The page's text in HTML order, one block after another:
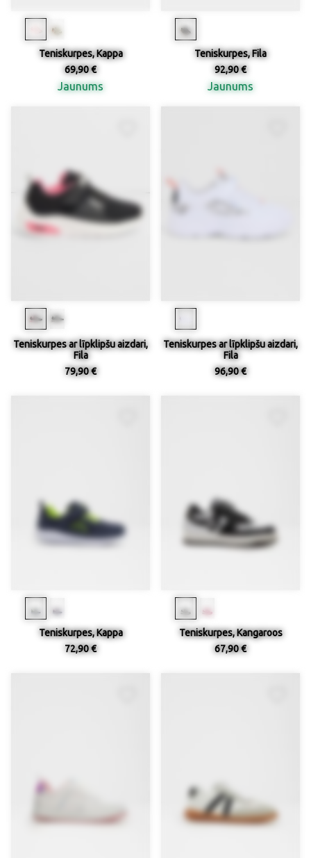
Teniskurpes, Kappa
69,90 €
Jaunums
Teniskurpes, Fila
92,90 €
Jaunums
Teniskurpes ar līpklipšu aizdari,
Fila
79,90 €
Teniskurpes ar līpklipšu aizdari,
Fila
96,90 €
Teniskurpes, Kappa
72,90 €
Teniskurpes, Kangaroos
67,90 €